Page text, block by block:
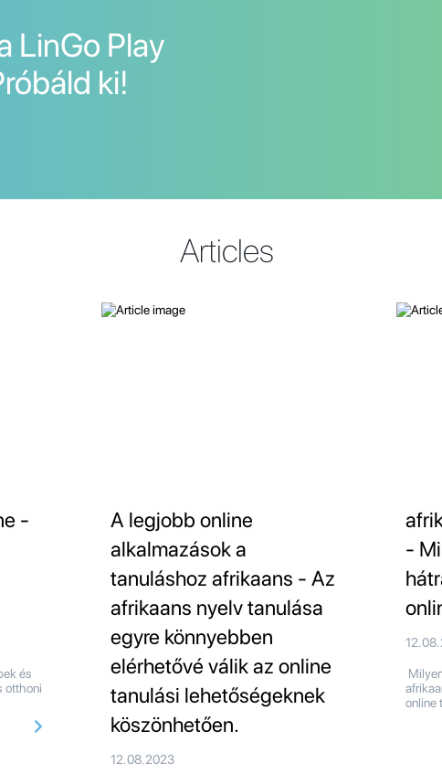
LinGo Play
ki!
Articles
-
és
otthoni
A legjobb online
alkalmazások a
tanuláshoz afrikaans - Az
afrikaans nyelv tanulása
egyre könnyebben
elérhetővé válik az online
tanulási lehetőségeknek
köszönhetően.
12.08.2023
-
online